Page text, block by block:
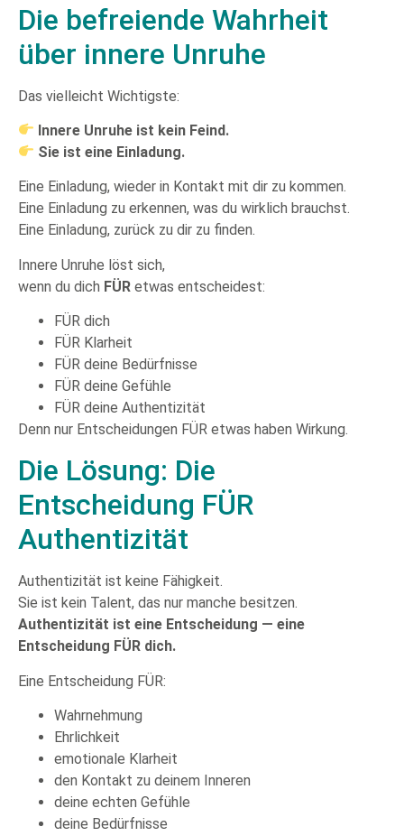
Die befreiende Wahrheit
über innere Unruhe
Das vielleicht Wichtigste:
Innere Unruhe ist kein Feind.
Sie ist eine Einladung.
Eine Einladung, wieder in Kontakt mit dir zu kommen.
Eine Einladung zu erkennen, was du wirklich brauchst.
Eine Einladung, zurück zu dir zu finden.
Innere Unruhe löst sich,
wenn du dich FÜR etwas entscheidest:
FÜR dich
FÜR Klarheit
FÜR deine Bedürfnisse
FÜR deine Gefühle
FÜR deine Authentizität
Denn nur Entscheidungen FÜR etwas haben Wirkung.
Die Lösung: Die
Entscheidung FÜR
Authentizität
Authentizität ist keine Fähigkeit.
Sie ist kein Talent, das nur manche besitzen.
Authentizität ist eine Entscheidung — eine
Entscheidung FÜR dich.
Eine Entscheidung FÜR:
Wahrnehmung
Ehrlichkeit
emotionale Klarheit
den Kontakt zu deinem Inneren
deine echten Gefühle
deine Bedürfnisse